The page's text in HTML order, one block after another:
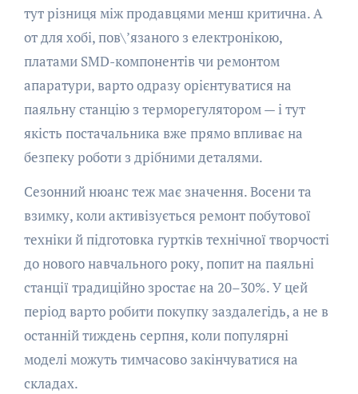
тут різниця між продавцями менш критична. А
от для хобі, пов\’язаного з електронікою,
платами SMD-компонентів чи ремонтом
апаратури, варто одразу орієнтуватися на
паяльну станцію з терморегулятором — і тут
якість постачальника вже прямо впливає на
безпеку роботи з дрібними деталями.
Сезонний нюанс теж має значення. Восени та
взимку, коли активізується ремонт побутової
техніки й підготовка гуртків технічної творчості
до нового навчального року, попит на паяльні
станції традиційно зростає на 20–30%. У цей
період варто робити покупку заздалегідь, а не в
останній тиждень серпня, коли популярні
моделі можуть тимчасово закінчуватися на
складах.